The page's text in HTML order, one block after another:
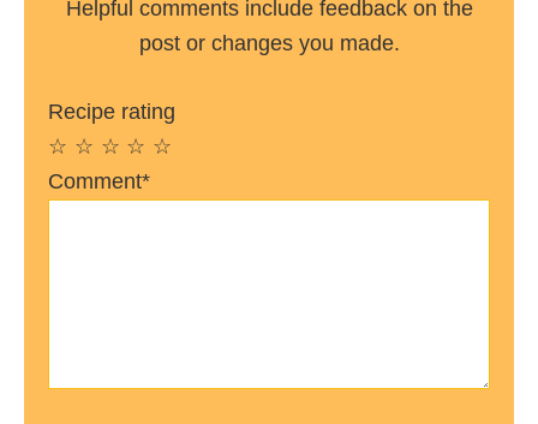
Helpful comments include feedback on the
post or changes you made.
Recipe rating
☆
☆
☆
☆
☆
Comment*